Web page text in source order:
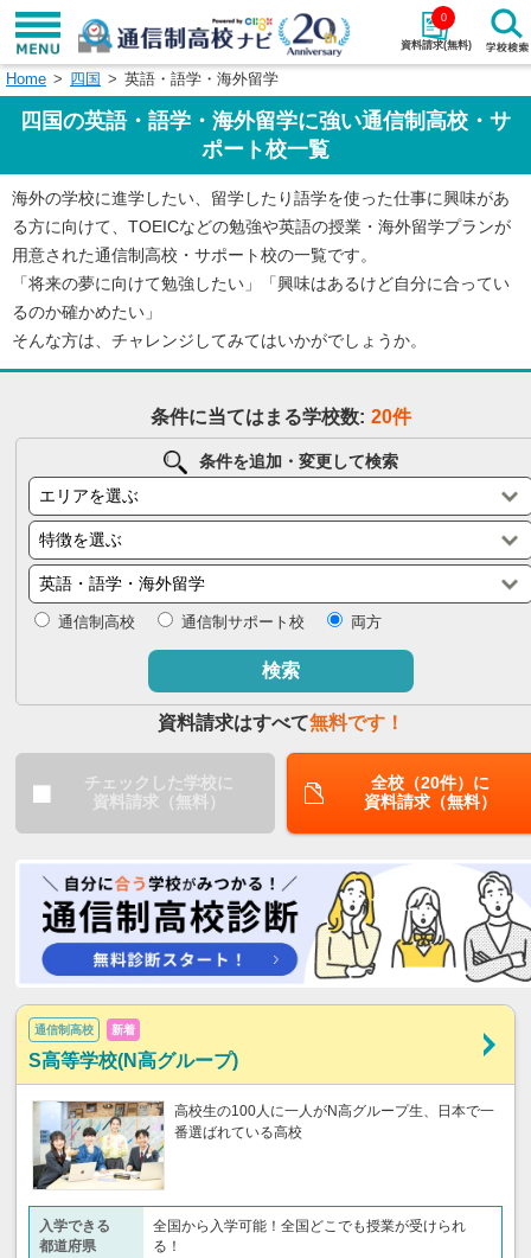
資料請求(無料)
0
学校名で探す
エリアから探す 特徴から探す
エリアを選択して探す
関東
東海 北陸・甲信越
中国
四国
閉じる
Home 四国 英語・語学・海外留学
四国の英語・語学・海外留学に強い通信制高校・サ
ポート校一覧
海外の学校に進学したい、留学したり語学を使った仕事に興味があ
る方に向けて、TOEICなどの勉強や英語の授業・海外留学プランが
用意された通信制高校・サポート校の一覧です。
「将来の夢に向けて勉強したい」「興味はあるけど自分に合ってい
るのか確かめたい」
そんな方は、チャレンジしてみてはいかがでしょうか。
条件に当てはまる学校数: 20件
条件を追加・変更して検索
通信制高校 通信制サポート校 両方
検索
資料請求はすべて無料です！
チェックした学校に
資料請求（無料）
全校（20件）に
資料請求（無料）
通信制高校 新着
S高等学校(N高グループ)
高校生の100人に一人がN高グループ生、日本で一
番選ばれている高校
入学できる
都道府県
全国から入学可能！全国どこでも授業が受けられ
る！